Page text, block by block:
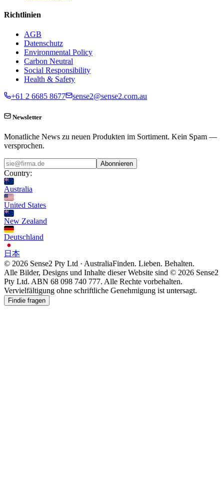
Richtlinien
AGB
Datenschutz
Environmental Policy
Carbon Neutral
Social Responsibility
Health & Safety
+61 2 6685 8677
sense2@sense2.com.au
Newsletter
Monatliche News zu neuen Produkten im Sortiment. Kein Spam —
versprochen.
Abonnieren
Country:
Australia
United States
New Zealand
Deutschland
日本
© 2026 Sense2 Pty Ltd · AustraliaFinden. Lieben. Behalten.
Alle Bilder, Designs und Inhalte dieser Website sind © 2026 Sense2
Pty Ltd. ABN 68 098 740 777. Alle Rechte vorbehalten.
Vervielfältigung ohne schriftliche Genehmigung ist untersagt.
Findie fragen